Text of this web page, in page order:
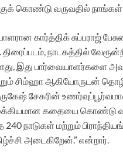
கொண்டு வருவதில் நாங்கள்
கார்த்திக்சுப்பராஜ்
.திரைப்படம்,நாடகத்தில்
, இது பார்வையாளர்களை
சிம்ஹாஆகியோருடன்
சேகரின்
கதையை கொண்டு
240நாடுகள் மற்றும்
அடைகிறேன்.” என்றார்.